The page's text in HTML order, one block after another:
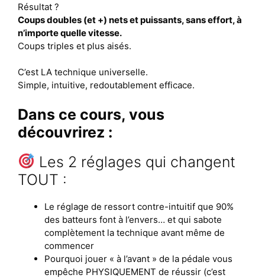
Résultat ?
Coups doubles (et +) nets et puissants, sans effort, à
n’importe quelle vitesse.
Coups triples et plus aisés.
C’est LA technique universelle.
Simple, intuitive, redoutablement efficace.
Dans ce cours, vous
découvrirez :
Les 2 réglages qui changent
TOUT :
Le réglage de ressort contre-intuitif que 90%
des batteurs font à l’envers… et qui sabote
complètement la technique avant même de
commencer
Pourquoi jouer « à l’avant » de la pédale vous
empêche PHYSIQUEMENT de réussir (c’est